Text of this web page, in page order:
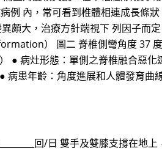
例 內，常可看到椎體相連成長條
頗大，治療方針端視下 列因子而
） 圖二 脊椎側彎角度 37
病灶形態：單側之脊椎融合惡化
患年齡：角度進展和人體發育曲
回/日 雙手及雙膝支撐在地